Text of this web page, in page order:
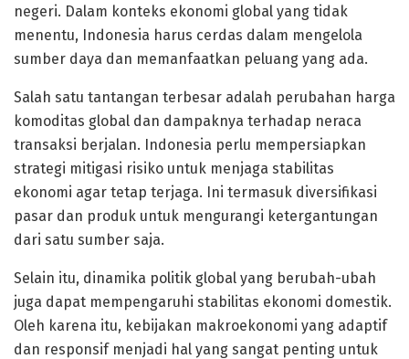
negeri. Dalam konteks ekonomi global yang tidak
menentu, Indonesia harus cerdas dalam mengelola
sumber daya dan memanfaatkan peluang yang ada.
Salah satu tantangan terbesar adalah perubahan harga
komoditas global dan dampaknya terhadap neraca
transaksi berjalan. Indonesia perlu mempersiapkan
strategi mitigasi risiko untuk menjaga stabilitas
ekonomi agar tetap terjaga. Ini termasuk diversifikasi
pasar dan produk untuk mengurangi ketergantungan
dari satu sumber saja.
Selain itu, dinamika politik global yang berubah-ubah
juga dapat mempengaruhi stabilitas ekonomi domestik.
Oleh karena itu, kebijakan makroekonomi yang adaptif
dan responsif menjadi hal yang sangat penting untuk